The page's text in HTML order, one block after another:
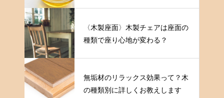
〈木製座面〉木製チェアは座面の
種類で座り心地が変わる？
無垢材のリラックス効果って？木
の種類別に詳しくお教えします